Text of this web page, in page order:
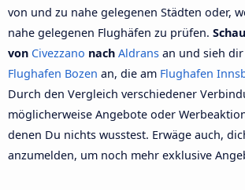
von und zu nahe gelegenen Städten oder,
nahe gelegenen Flughäfen zu prüfen.
von Civezzano nach Aldrans an und sieh
Flughafen Bozen an, die am Flughafen
Durch den Vergleich verschiedener
möglicherweise Angebote oder
denen Du nichts wusstest. Erwäge auch,
anzumelden, um noch mehr exklusive